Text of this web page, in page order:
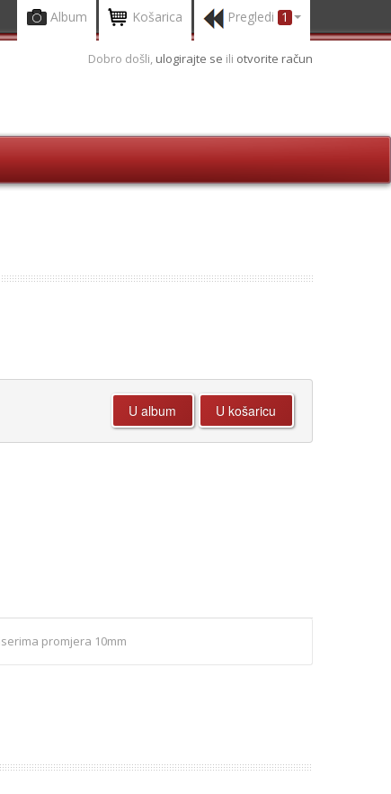
Album Košarica Pregledi 1
Dobro došli, ulogirajte se ili otvorite račun
promjera 10mm